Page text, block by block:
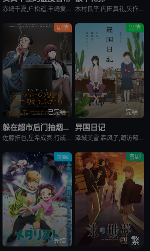
第1099集 VIP 第1100集 VIP
第1102集 VIP 第1103集 VIP
第1105集 VIP 第1106集
第1108集 VIP 第1109集 VIP
第1111集 VIP 第1112集 VIP
第1114集 VIP 第1115集 VIP
第1117集 VIP 第1118集
第1120集 VIP 第1121集 VIP
赤崎千夏,户松遥,丰崎爱生,长绳麻理亚,富田美忧,高桥李依,佐藤聪美,市道真央,兴津和幸,上田丽奈,名冢佳织,落合福嗣,松冈祯丞,岛崎信长 木村良平,内田真礼,矢作纱友里,井口裕香,荻野晴朗,石冢运升,西山宏太朗,桑岛法子,岩濑周平,西口杏里沙
剧情
已完结
躲在超市后门抽烟的两人
佐藤拓也,星希成奏,行成桃姬,丰口惠美,安田陆矢,日笠阳子,高桥伸也
温情
完结
异国日记
泽城美雪,森风子,诹访部顺一,诸星堇,松井惠理子,近藤隆,大原沙耶香
动画
完结
喜剧
已完结
繁